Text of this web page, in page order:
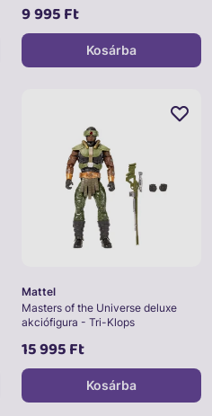
9 995 Ft
Kosárba
Mattel
Masters of the Universe deluxe
akciófigura - Tri-Klops
15 995 Ft
Kosárba